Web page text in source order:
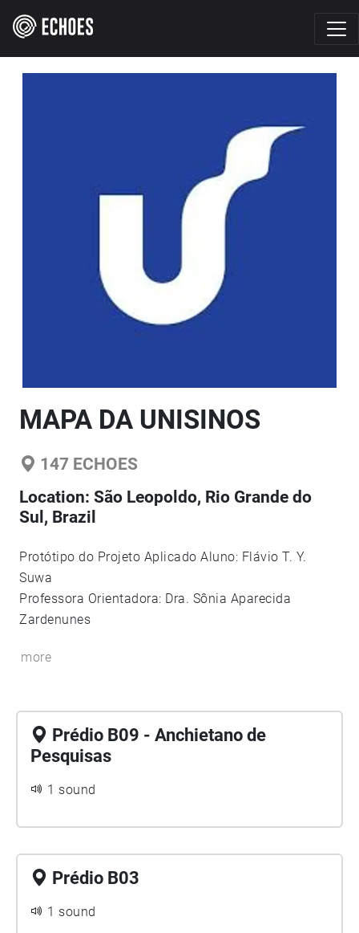
MAPA DA UNISINOS
147 ECHOES
Location: São Leopoldo, Rio Grande do
Sul, Brazil
Protótipo do Projeto Aplicado Aluno: Flávio T. Y.
Suwa
Professora Orientadora: Dra. Sônia Aparecida
Zardenunes
more
Prédio B09 - Anchietano de
Pesquisas
1 sound
Prédio B03
1 sound